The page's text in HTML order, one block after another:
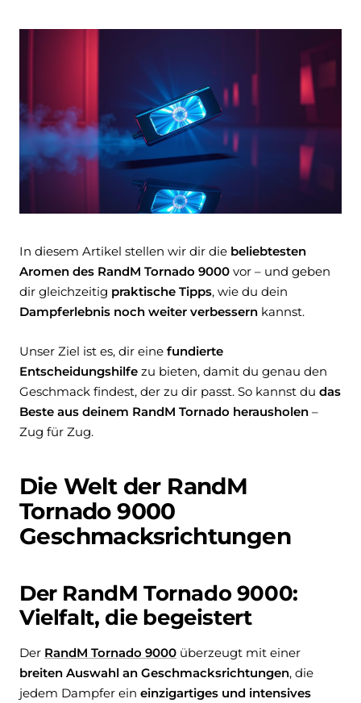
In diesem Artikel stellen wir dir die beliebtesten
Aromen des RandM Tornado 9000 vor – und geben
dir gleichzeitig praktische Tipps, wie du dein
Dampferlebnis noch weiter verbessern kannst.
Unser Ziel ist es, dir eine fundierte
Entscheidungshilfe zu bieten, damit du genau den
Geschmack findest, der zu dir passt. So kannst du das
Beste aus deinem RandM Tornado herausholen –
Zug für Zug.
Die Welt der RandM
Tornado 9000
Geschmacksrichtungen
Der RandM Tornado 9000:
Vielfalt, die begeistert
Der RandM Tornado 9000 überzeugt mit einer
breiten Auswahl an Geschmacksrichtungen, die
jedem Dampfer ein einzigartiges und intensives